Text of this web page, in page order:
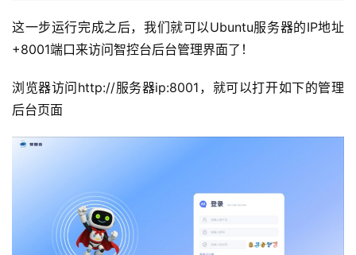
这一步运行完成之后，我们就可以Ubuntu服务器的IP地址
+8001端口来访问智控台后台管理界面了！
浏览器访问http://服务器ip:8001，就可以打开如下的管理
后台页面